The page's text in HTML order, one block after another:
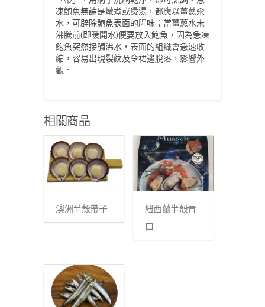
凍鮑魚無論是燉煮或煲湯，都應以薑蔥汆
水，可辟除鮑魚表面的腥味；當薑蔥水未
沸騰前(即暖開水)便要放入鮑魚，因為急凍
鮑魚突然接觸沸水，表面的組織會急速收
縮，容易出現裂紋及令裙邊脫落，影響外
觀。
相關商品
澳洲半殼帶子
紐西蘭半殼青
口